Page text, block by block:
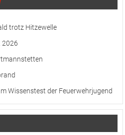
trotz Hitzewelle
2026
Wissenstest der Feuerwehrjugend